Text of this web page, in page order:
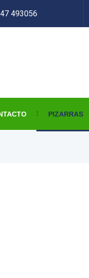
493056
PIZARRAS